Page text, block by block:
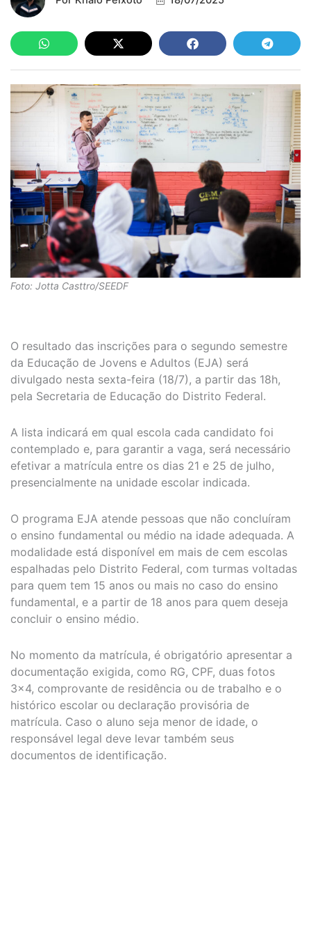
Foto: Jotta Casttro/SEEDF
O resultado das inscrições para o segundo semestre
da Educação de Jovens e Adultos (EJA) será
divulgado nesta sexta-feira (18/7), a partir das 18h,
pela Secretaria de Educação do Distrito Federal.
A lista indicará em qual escola cada candidato foi
contemplado e, para garantir a vaga, será necessário
efetivar a matrícula entre os dias 21 e 25 de julho,
presencialmente na unidade escolar indicada.
O programa EJA atende pessoas que não concluíram
o ensino fundamental ou médio na idade adequada. A
modalidade está disponível em mais de cem escolas
espalhadas pelo Distrito Federal, com turmas voltadas
para quem tem 15 anos ou mais no caso do ensino
fundamental, e a partir de 18 anos para quem deseja
concluir o ensino médio.
No momento da matrícula, é obrigatório apresentar a
documentação exigida, como RG, CPF, duas fotos
3×4, comprovante de residência ou de trabalho e o
histórico escolar ou declaração provisória de
matrícula. Caso o aluno seja menor de idade, o
responsável legal deve levar também seus
documentos de identificação.